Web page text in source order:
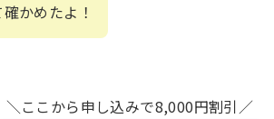
かめたよ！
＼ここから申し込みで8,000円割引／